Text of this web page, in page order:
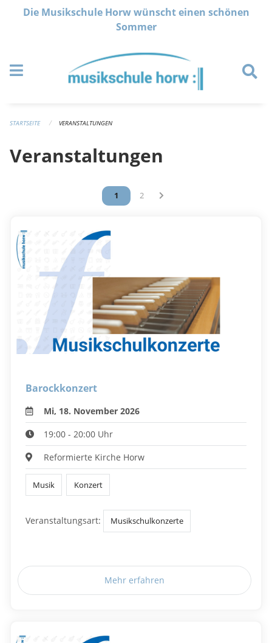
Navigation überspringen
Die Musikschule Horw wünscht einen schönen
Sommer
STARTSEITE VERANSTALTUNGEN
Veranstaltungen
Vous êtes sur la page
1 Vous êtes sur la page
2
Barockkonzert
Mi, 18. November 2026
19:00 - 20:00 Uhr
Reformierte Kirche Horw
Musik Konzert
Veranstaltungsart: Musikschulkonzerte
Mehr erfahren